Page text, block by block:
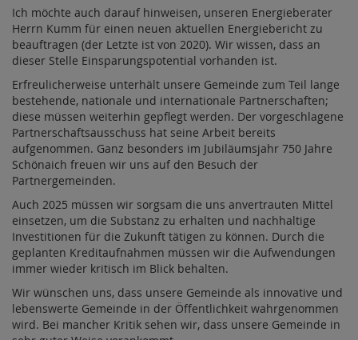
Ich möchte auch darauf hinweisen, unseren Energieberater
Herrn Kumm für einen neuen aktuellen Energiebericht zu
beauftragen (der Letzte ist von 2020). Wir wissen, dass an
dieser Stelle Einsparungspotential vorhanden ist.
Erfreulicherweise unterhält unsere Gemeinde zum Teil lange
bestehende, nationale und internationale Partnerschaften;
diese müssen weiterhin gepflegt werden. Der vorgeschlagene
Partnerschaftsausschuss hat seine Arbeit bereits
aufgenommen. Ganz besonders im Jubiläumsjahr 750 Jahre
Schönaich freuen wir uns auf den Besuch der
Partnergemeinden.
Auch 2025 müssen wir sorgsam die uns anvertrauten Mittel
einsetzen, um die Substanz zu erhalten und nachhaltige
Investitionen für die Zukunft tätigen zu können. Durch die
geplanten Kreditaufnahmen müssen wir die Aufwendungen
immer wieder kritisch im Blick behalten.
Wir wünschen uns, dass unsere Gemeinde als innovative und
lebenswerte Gemeinde in der Öffentlichkeit wahrgenommen
wird. Bei mancher Kritik sehen wir, dass unsere Gemeinde in